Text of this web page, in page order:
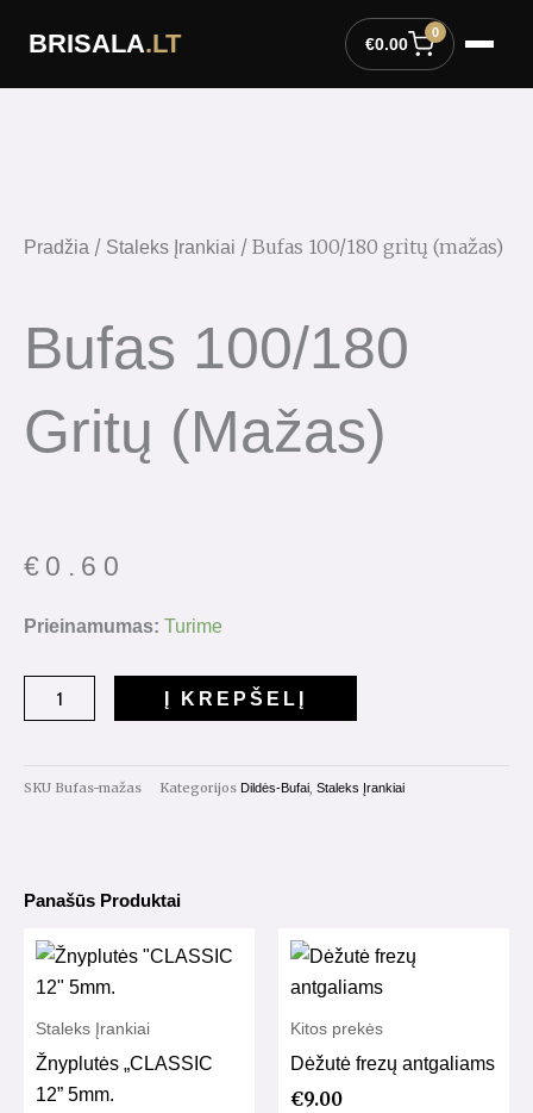
BRISALA.LT €0.00
0
Pradžia / Staleks Įrankiai / Bufas 100/180 gritų (mažas)
Bufas 100/180
Gritų (mažas)
€ 0.60
Prieinamumas: Turime
produkto
100/180
(mažas)
Į KREPŠELĮ
SKU Bufas-mažas Kategorijos Dildės-Bufai, Staleks Įrankiai
Panašūs Produktai
Staleks Įrankiai
Žnyplutės „CLASSIC
12” 5mm.
Kitos prekės
Dėžutė frezų antgaliams
€9.00